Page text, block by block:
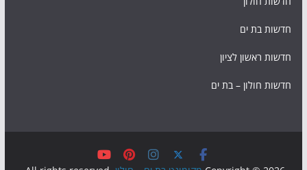
חדשות בת ים
חדשות ראשון לציון
חדשות חולון – בת ים